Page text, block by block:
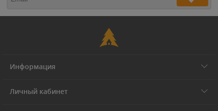
Информация
Личный кабинет